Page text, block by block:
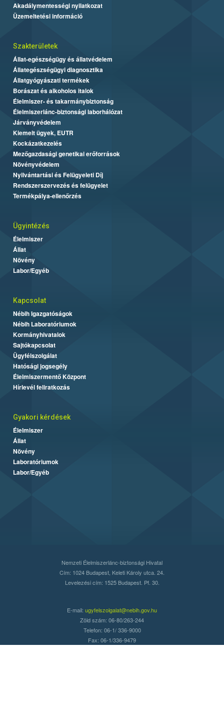
Akadálymentességi nyilatkozat
Üzemeltetési információ
Szakterületek
Állat-egészségügy és állatvédelem
Állategészségügyi diagnosztika
Állatgyógyászati termékek
Borászat és alkoholos italok
Élelmiszer- és takarmánybiztonság
Élelmiszerlánc-biztonsági laborhálózat
Járványvédelem
Kiemelt ügyek, EUTR
Kockázatkezelés
Mezőgazdasági genetikai erőforrások
Növényvédelem
Nyilvántartási és Felügyeleti Díj
Rendszerszervezés és felügyelet
Termékpálya-ellenőrzés
Ügyintézés
Élelmiszer
Állat
Növény
Labor/Egyéb
Kapcsolat
Nébih Igazgatóságok
Nébih Laboratóriumok
Kormányhivatalok
Sajtókapcsolat
Ügyfélszolgálat
Hatósági jogsegély
Élelmiszermentő Központ
Hírlevél feliratkozás
Gyakori kérdések
Élelmiszer
Állat
Növény
Laboratóriumok
Labor/Egyéb
Nemzeti Élelmiszerlánc-biztonsági Hivatal
Cím: 1024 Budapest, Keleti Károly utca. 24.
Levelezési cím: 1525 Budapest. Pf. 30.
E-mail: ugyfelszolgalat@nebih.gov.hu
Zöld szám: 06-80/263-244
Telefon: 06-1/ 336-9000
Fax: 06-1/336-9479